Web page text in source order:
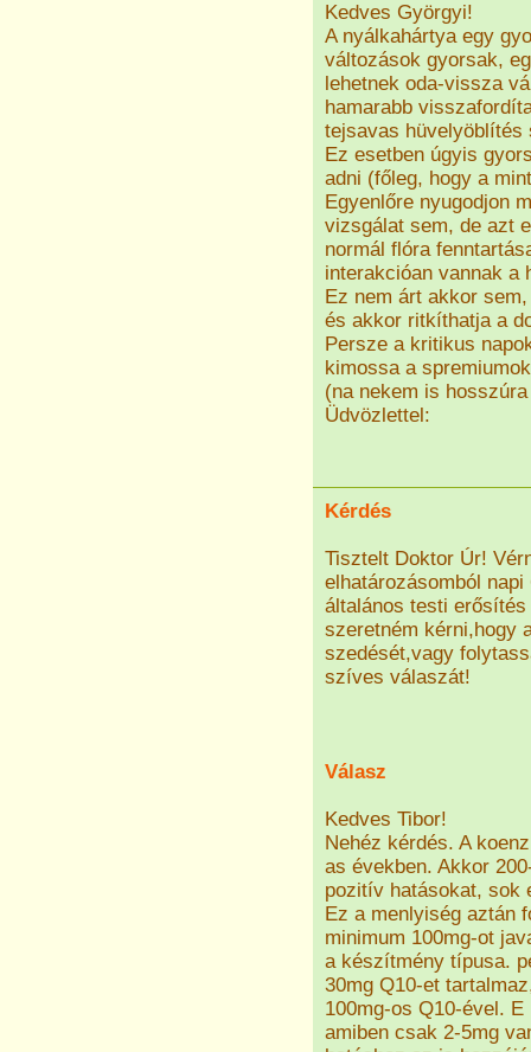
Kedves Györgyi!
A nyálkahártya egy
változások gyorsak,
lehetnek oda-vissza
hamarabb
tejsavas hüvelyöblítés
Ez esetben úgyis
adni (főleg, hogy a
Egyenlőre nyugodjon
vizsgálat sem, de azt
normál flóra
interakcióan vannak a
Ez nem árt akkor
és akkor ritkíthatja a
Persze a kritikus
kimossa a
(na nekem is
Üdvözlettel:
Kérdés
Tisztelt Doktor Úr!
elhatározásomból
általános testi
szeretném kérni,hogy
szedését,vagy
szíves válaszát!
Válasz
Kedves Tibor!
Nehéz kérdés. A
as években. Akkor
pozitív hatásokat, sok
Ez a menlyiség aztán
minimum 100mg-ot
a készítmény típusa.
30mg Q10-et
100mg-os Q10-ével.
amiben csak 2-5mg